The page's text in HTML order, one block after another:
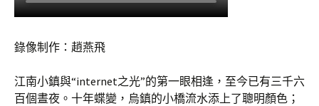
錄像制作：趙燕飛
江南小鎮與“internet之光”的第一眼相逢，至今已有三千六
百個晝夜。十年蝶變，烏鎮的小橋流水添上了聰明顏色；